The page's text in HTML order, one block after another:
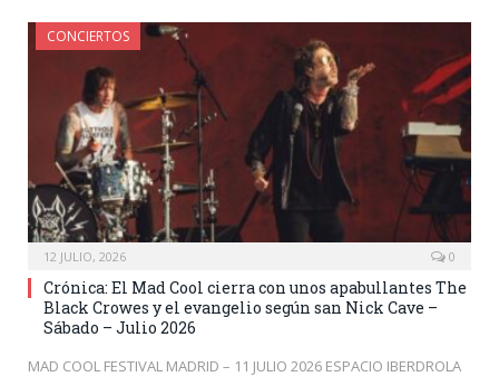
CONCIERTOS
12 JULIO, 2026 0
Crónica: El Mad Cool cierra con unos apabullantes The
Black Crowes y el evangelio según san Nick Cave –
Sábado – Julio 2026
MAD COOL FESTIVAL MADRID – 11 JULIO 2026 ESPACIO IBERDROLA